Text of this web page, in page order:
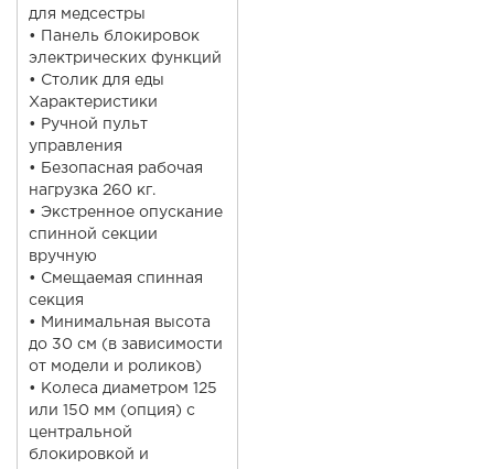
для медсестры
• Панель блокировок
электрических функций
• Столик для еды
Характеристики
• Ручной пульт
управления
• Безопасная рабочая
нагрузка 260 кг.
• Экстренное опускание
спинной секции
вручную
• Смещаемая спинная
секция
• Минимальная высота
до 30 см (в зависимости
от модели и роликов)
• Колеса диаметром 125
или 150 мм (опция) с
центральной
блокировкой и